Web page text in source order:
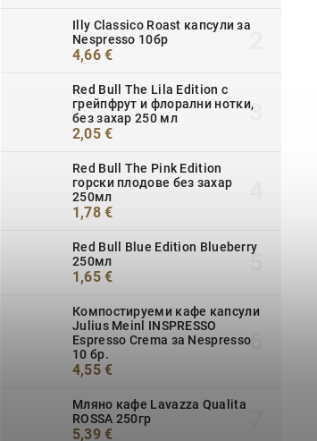
Illy Classico Roast капсули за
Nespresso 10бр
4,66 €
Red Bull The Lila Edition с
грейпфрут и флорални нотки,
без захар 250 мл
2,05 €
Red Bull The Pink Edition
горски плодове без захар
250мл
1,78 €
Red Bull Blue Edition Blueberry
250мл
1,65 €
Компостируеми кафе капсули
Julius Meinl INSPRESSO
Espresso Crema за Nespresso
10 бр.
4,55 €
Мляно кафе Lavazza Qualita
ROSSA 250гр
5,39 €